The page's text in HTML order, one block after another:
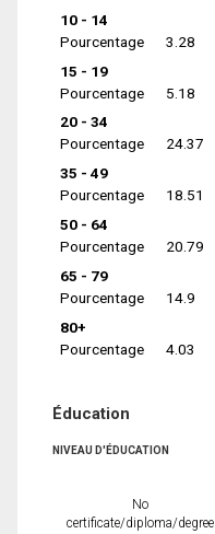
10 - 14
Pourcentage
3.28
15 - 19
Pourcentage
5.18
20 - 34
Pourcentage
24.37
35 - 49
Pourcentage
18.51
50 - 64
Pourcentage
20.79
65 - 79
Pourcentage
14.9
80+
Pourcentage
4.03
Éducation
NIVEAU D'ÉDUCATION
No
certificate/diploma/degree